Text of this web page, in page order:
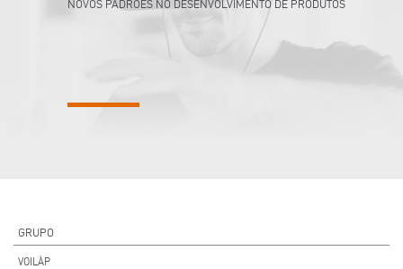
NOVOS PADRÕES NO DESENVOLVIMENTO DE PRODUTOS
GRUPO
VOILÀP